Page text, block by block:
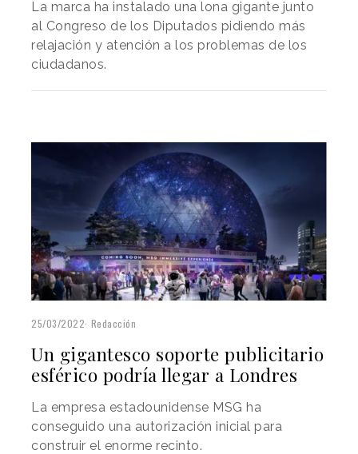
La marca ha instalado una lona gigante junto
al Congreso de los Diputados pidiendo más
relajación y atención a los problemas de los
ciudadanos.
25/03/2022 Redacción
Un gigantesco soporte publicitario
esférico podría llegar a Londres
La empresa estadounidense MSG ha
conseguido una autorización inicial para
construir el enorme recinto.